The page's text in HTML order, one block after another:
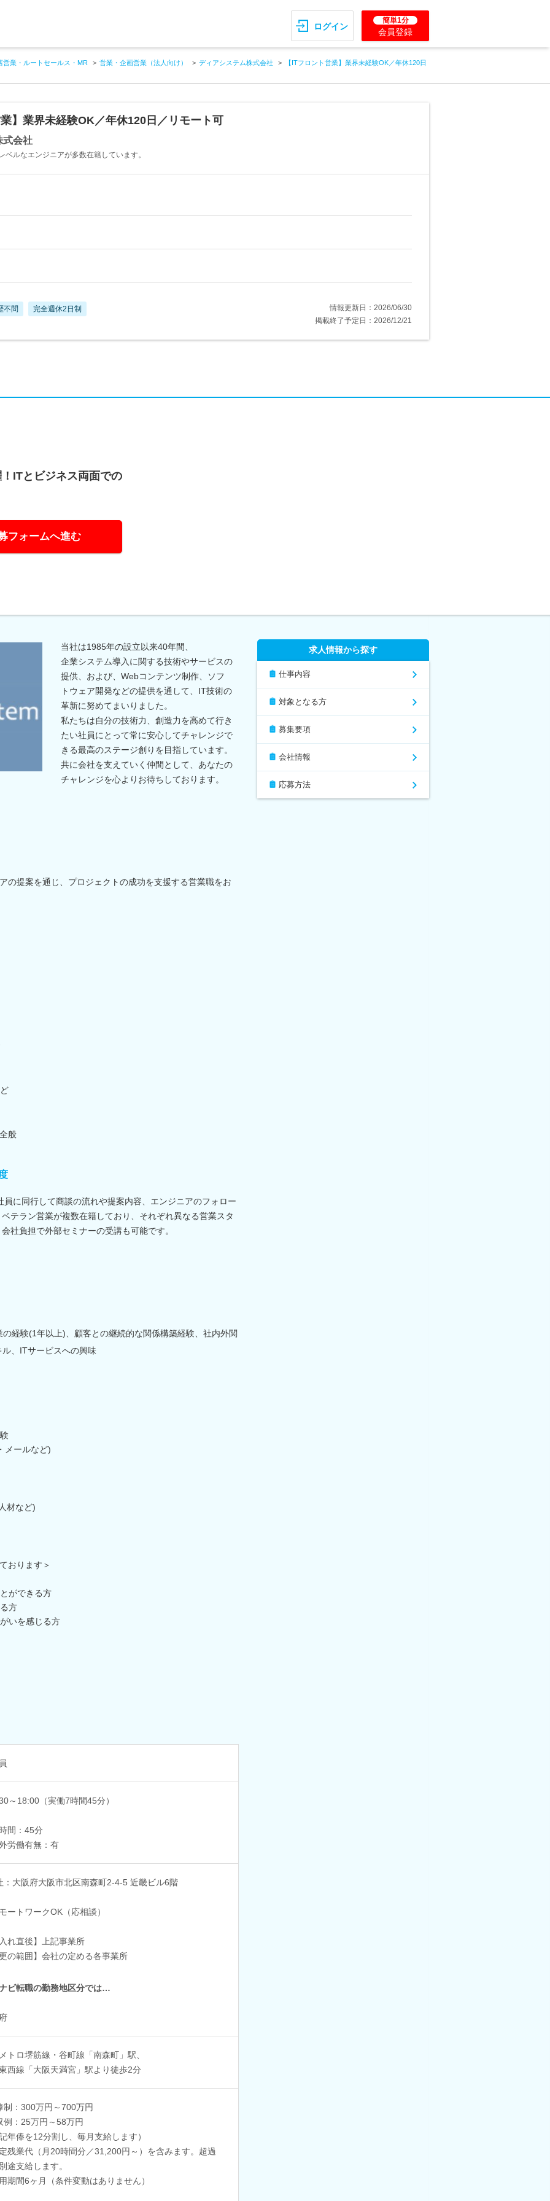
ログイン
簡単1分
会員登録
営業・ルートセールス・MR 営業・企画営業（法人向け） ディアシステム株式会社 【ITフロント営業】業界未経験OK／年休120日
】業界未経験OK／年休120日／リモート可
式会社
ベルなエンジニアが多数在籍しています。
不問 完全週休2日制
情報更新日：2026/06/30
掲載終了予定日：2026/12/21
ITとビジネス両面での
フォームへ進む
当社は1985年の設立以来40年間、
企業システム導入に関する技術やサービスの
提供、および、Webコンテンツ制作、ソフ
トウェア開発などの提供を通して、IT技術の
革新に努めてまいりました。
私たちは自分の技術力、創造力を高めて行き
たい社員にとって常に安心してチャレンジで
きる最高のステージ創りを目指しています。
共に会社を支えていく仲間として、あなたの
チャレンジを心よりお待ちしております。
の提案を通じ、プロジェクトの成功を支援する営業職をお
般
に同行して商談の流れや提案内容、エンジニアのフォロー
テラン営業が複数在籍しており、それぞれ異なる営業スタ
社負担で外部セミナーの受講も可能です。
経験(1年以上)、顧客との継続的な関係構築経験、社内外関
、ITサービスへの興味
メールなど)
材など)
おります＞
ができる方
方
いを感じる方
～18:00（実働7時間45分）
間：45分
労働有無：有
：大阪府大阪市北区南森町2-4-5 近畿ビル6階
ートワークOK（応相談）
れ直後】上記事業所
の範囲】会社の定める各事業所
ビ転職の勤務地区分では…
トロ堺筋線・谷町線「南森町」駅、
西線「大阪天満宮」駅より徒歩2分
制：300万円～700万円
例：25万円～58万円
年俸を12分割し、毎月支給します）
残業代（月20時間分／31,200円～）を含みます。超過
途支給します。
期間6ヶ月（条件変動はありません）
求人情報から探す
仕事内容
対象となる方
募集要項
会社情報
応募方法